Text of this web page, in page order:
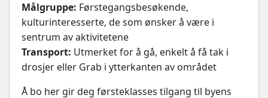
Målgruppe: Førstegangsbesøkende,
kulturinteresserte, de som ønsker å være i
sentrum av aktivitetene
Transport: Utmerket for å gå, enkelt å få tak i
drosjer eller Grab i ytterkanten av området
Å bo her gir deg førsteklasses tilgang til byens